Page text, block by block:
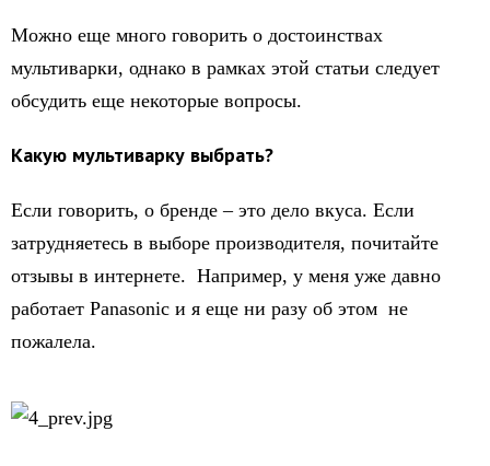
Можно еще много говорить о достоинствах
мультиварки, однако в рамках этой статьи следует
обсудить еще некоторые вопросы.
Какую мультиварку выбрать?
Если говорить, о бренде – это дело вкуса. Если
затрудняетесь в выборе производителя, почитайте
отзывы в интернете. Например, у меня уже давно
работает Panasonic и я еще ни разу об этом не
пожалела.